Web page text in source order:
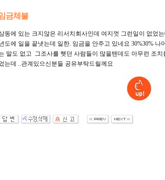
금체불
동에 있는 크지않은 리서치회사인데 여지껏 그런일이 없었는
도에 일을 끝냇는데 일한. 임금을 안주고 있네요 30%30%
말도 없고 그조사를 햇던 사람들이 많을텐데도 아무런 조
는데 ..관계있으신분들 공유부탁드릴께요